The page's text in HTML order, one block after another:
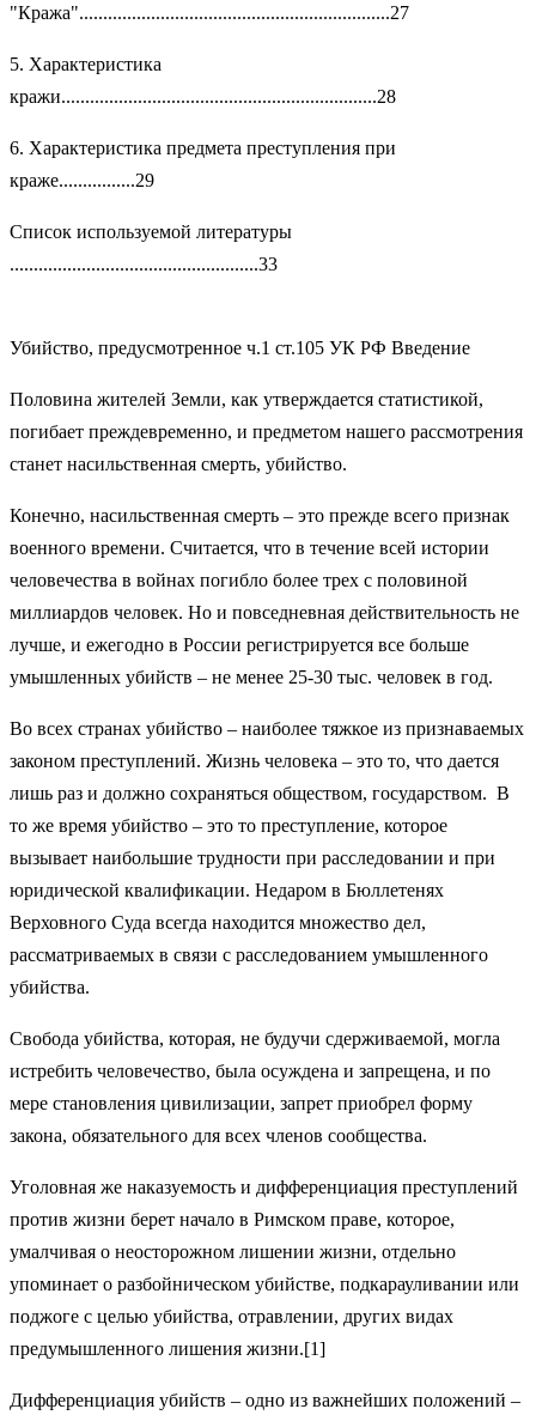
"Кража".................................................................27
5. Характеристика
кражи..................................................................28
6. Характеристика предмета преступления при
краже................29
Список используемой литературы
....................................................33
Убийство, предусмотренное ч.1 ст.105 УК РФ Введение
Половина жителей Земли, как утверждается статистикой,
погибает преждевременно, и предметом нашего рассмотрения
станет насильственная смерть, убийство.
Конечно, насильственная смерть – это прежде всего признак
военного времени. Считается, что в течение всей истории
человечества в войнах погибло более трех с половиной
миллиардов человек. Но и повседневная действительность не
лучше, и ежегодно в России регистрируется все больше
умышленных убийств – не менее 25-30 тыс. человек в год.
Во всех странах убийство – наиболее тяжкое из признаваемых
законом преступлений. Жизнь человека – это то, что дается
лишь раз и должно сохраняться обществом, государством. В
то же время убийство – это то преступление, которое
вызывает наибольшие трудности при расследовании и при
юридической квалификации. Недаром в Бюллетенях
Верховного Суда всегда находится множество дел,
рассматриваемых в связи с расследованием умышленного
убийства.
Свобода убийства, которая, не будучи сдерживаемой, могла
истребить человечество, была осуждена и запрещена, и по
мере становления цивилизации, запрет приобрел форму
закона, обязательного для всех членов сообщества.
Уголовная же наказуемость и дифференциация преступлений
против жизни берет начало в Римском праве, которое,
умалчивая о неосторожном лишении жизни, отдельно
упоминает о разбойническом убийстве, подкарауливании или
поджоге с целью убийства, отравлении, других видах
предумышленного лишения жизни.[1]
Дифференциация убийств – одно из важнейших положений –